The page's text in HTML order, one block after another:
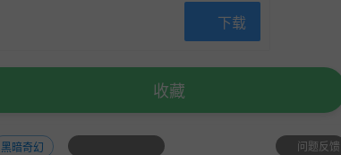
下载
收藏
黑暗奇幻 问题反馈